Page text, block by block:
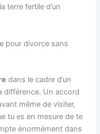
terre fertile d’un
pour divorce sans
dans le cadre d’un
différence. Un accord
même de visiter,
tu es en mesure de te
énormément dans